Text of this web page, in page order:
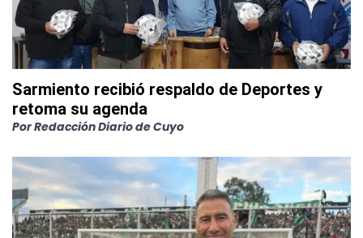
Sarmiento recibió respaldo de Deportes y
retoma su agenda
PorRedacción Diario de Cuyo